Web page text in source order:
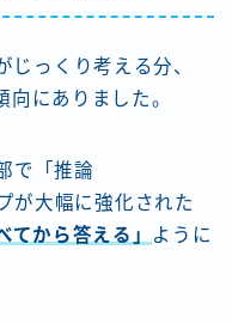
じっくり考える分、
にありました。
で「推論
が大幅に強化された
てから答える」 ように